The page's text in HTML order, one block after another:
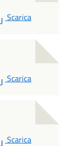
PDF
Scarica
PDF
Scarica
PDF
Scarica